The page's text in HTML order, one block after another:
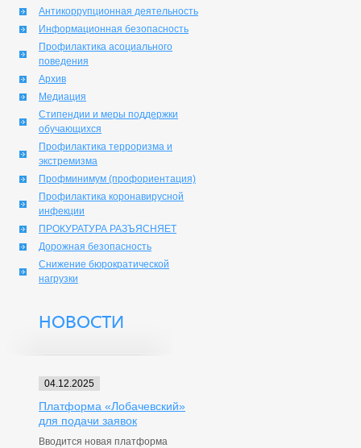
Антикоррупционная деятельность
Информационная безопасность
Профилактика асоциального
поведения
Архив
Медиация
Стипендии и меры поддержки
обучающихся
Профилактика терроризма и
экстремизма
Профминимум (профориентация)
Профилактика коронавирусной
инфекции
ПРОКУРАТУРА РАЗЪЯСНЯЕТ
Дорожная безопасность
Снижение бюрократической
нагрузки
НОВОСТИ
04.12.2025
Платформа «Лобачевский»
для подачи заявок
Вводится новая платформа